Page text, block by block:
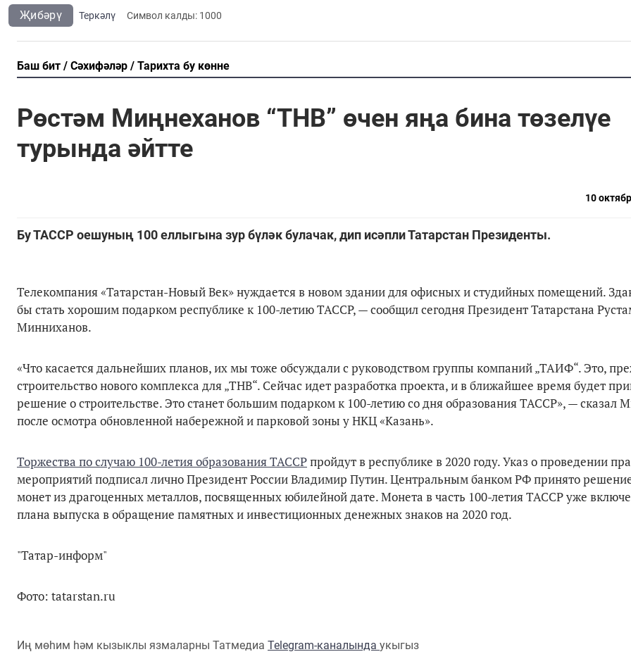
Җибәрү Теркәлү Cимвол калды: 1000
Баш бит Сәхифәләр Тарихта бу көнне
Рөстәм Миңнеханов “ТНВ” өчен яңа бина төзелүе
турында әйтте
10
Бу ТАССР оешуның 100 еллыгына зур бүләк булачак, дип исәпли Татарстан Президенты.
Телекомпания «Татарстан-Новый Век» нуждается в новом здании для офисных и студийных помещений.
бы стать хорошим подарком республике к 100-летию ТАССР, — сообщил сегодня Президент Татарстана
Минниханов.
«Что касается дальнейших планов, их мы тоже обсуждали с руководством группы компаний „ТАИФ“. Это,
строительство нового комплекса для „ТНВ“. Сейчас идет разработка проекта, и в ближайшее время будет
решение о строительстве. Это станет большим подарком к 100-летию со дня образования ТАССР», — сказал
после осмотра обновленной набережной и парковой зоны у НКЦ «Казань».
Торжества по случаю 100-летия образования ТАССРпройдут в республике в 2020 году. Указ о проведении
мероприятий подписал лично Президент России Владимир Путин. Центральным банком РФ принято
монет из драгоценных металлов, посвященных юбилейной дате. Монета в часть 100-летия ТАССР уже
плана выпуска в обращение памятных и инвестиционных денежных знаков на 2020 год.
"Татар-информ"
Фото: tatarstan.ru
Иң мөһим һәм кызыклы язмаларны Татмедиа Telegram-каналында укыгыз